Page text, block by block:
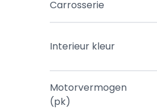
Carrosserie
Interieur kleur
Motorvermogen
(pk)